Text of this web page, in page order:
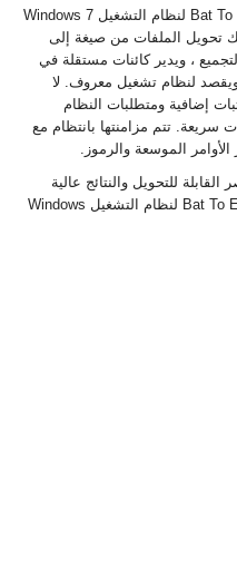
Bat To Exe Converter لنظام التشغيل Windows 7
تحويل الملفات من صيغة إلى
، ويدير كائنات مستقلة في
لنظام تشغيل معروف. لا
إضافية ومتطلبات النظام
سريعة. تتم مزامنتها بانتظام مع
الموسعة والرموز.
للتحويل والنتائج عالية
الجودة. تنزيل وتثبيت أخر Bat To Exe Converter لنظام التشغيل Windows